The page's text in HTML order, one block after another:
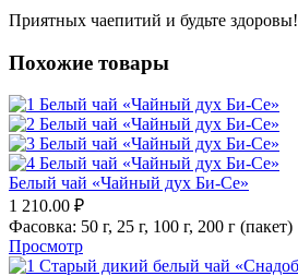
Приятных чаепитий и будьте здоровы!
Похожие товары
Белый чай «Чайный дух Би-Се»
1 210.00 ₽
Фасовка: 50 г, 25 г, 100 г, 200 г (пакет)
Просмотр